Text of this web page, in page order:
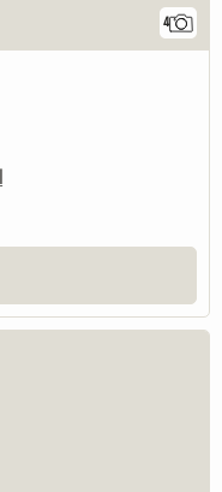
4